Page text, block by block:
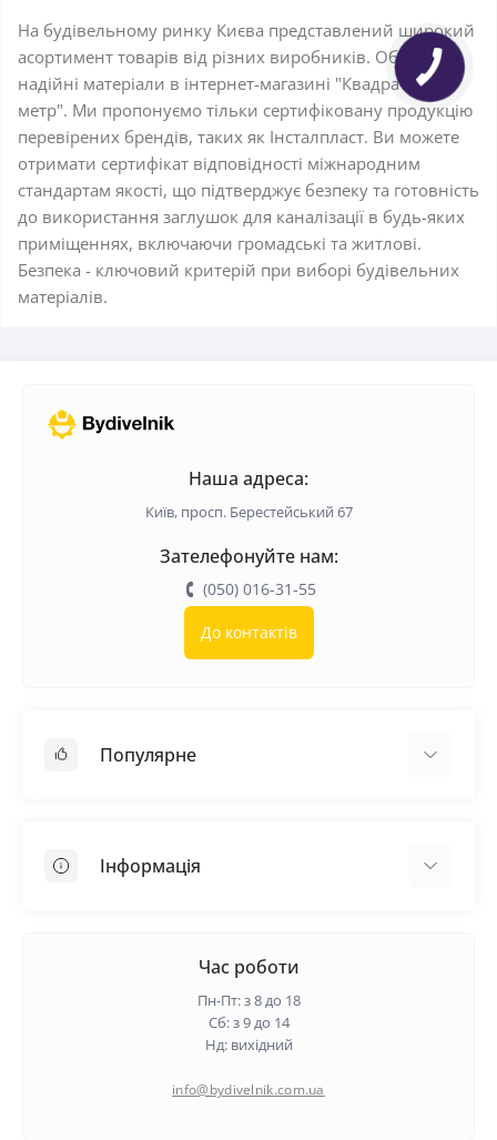
На будівельному ринку Києва представлений широкий
асортимент товарів від різних виробників. Обирайте
надійні матеріали в інтернет-магазині "Квадратний
метр". Ми пропонуємо тільки сертифіковану продукцію
перевірених брендів, таких як Інсталпласт. Ви можете
отримати сертифікат відповідності міжнародним
стандартам якості, що підтверджує безпеку та готовність
до використання заглушок для каналізації в будь-яких
приміщеннях, включаючи громадські та житлові.
Безпека - ключовий критерій при виборі будівельних
матеріалів.
Наша адреса:
Київ, просп. Берестейський 67
Зателефонуйте нам:
(050) 016-31-55
До контактів
Популярне
Самовирівнююча суміш
Інформація
Гарантія та повернення
Політика конфіденційності
Час роботи
Пн-Пт: з 8 до 18
Сб: з 9 до 14
Нд: вихідний
info@bydivelnik.com.ua